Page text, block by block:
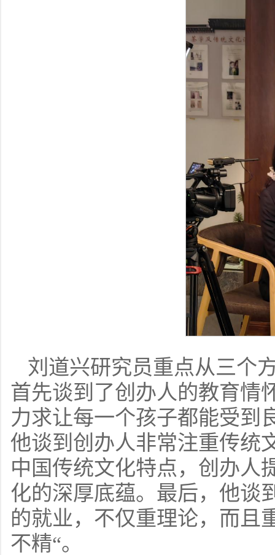
刘道兴研究员重点从三个
首先谈到了创办人的教育情
力求让每一个孩子都能受到
他谈到创办人非常注重传统
中国传统文化特点，创办人
化的深厚底蕴。最后，他谈
的就业，不仅重理论，而且
不精“。